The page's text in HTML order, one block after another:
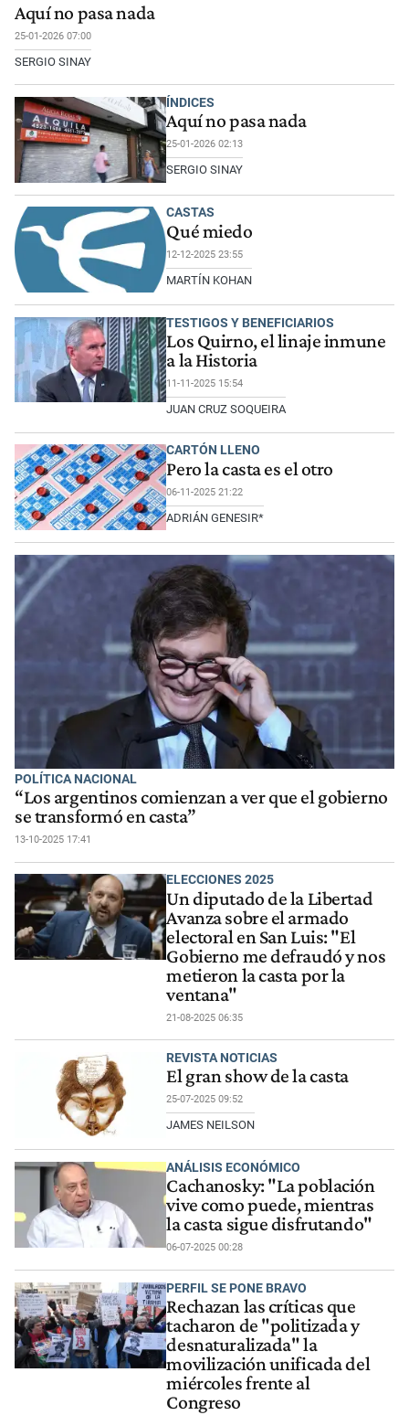
Aquí no pasa nada
25-01-2026 07:00
SERGIO SINAY
ÍNDICES
Aquí no pasa nada
25-01-2026 02:13
SERGIO SINAY
CASTAS
Qué miedo
12-12-2025 23:55
MARTÍN KOHAN
TESTIGOS Y BENEFICIARIOS
Los Quirno, el linaje inmune
a la Historia
11-11-2025 15:54
JUAN CRUZ SOQUEIRA
CARTÓN LLENO
Pero la casta es el otro
06-11-2025 21:22
ADRIÁN GENESIR*
POLÍTICA NACIONAL
“Los argentinos comienzan a ver que el gobierno
se transformó en casta”
13-10-2025 17:41
ELECCIONES 2025
Un diputado de la Libertad
Avanza sobre el armado
electoral en San Luis: "El
Gobierno me defraudó y nos
metieron la casta por la
ventana"
21-08-2025 06:35
REVISTA NOTICIAS
El gran show de la casta
25-07-2025 09:52
JAMES NEILSON
ANÁLISIS ECONÓMICO
Cachanosky: "La población
vive como puede, mientras
la casta sigue disfrutando"
06-07-2025 00:28
PERFIL SE PONE BRAVO
Rechazan las críticas que
tacharon de "politizada y
desnaturalizada" la
movilización unificada del
miércoles frente al
Congreso